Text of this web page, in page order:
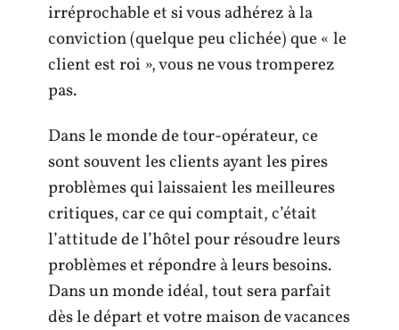
irréprochable et si vous adhérez à la
conviction (quelque peu clichée) que « le
client est roi », vous ne vous tromperez
pas.
Dans le monde de tour-opérateur, ce
sont souvent les clients ayant les pires
problèmes qui laissaient les meilleures
critiques, car ce qui comptait, c’était
l’attitude de l’hôtel pour résoudre leurs
problèmes et répondre à leurs besoins.
Dans un monde idéal, tout sera parfait
dès le départ et votre maison de vacances